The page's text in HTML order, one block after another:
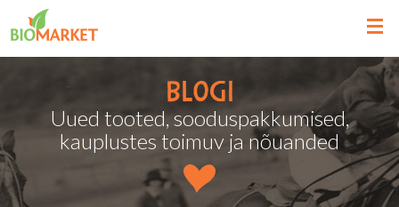
Blogi
Uued tooted, sooduspakkumised,
kauplustes toimuv ja nõuanded